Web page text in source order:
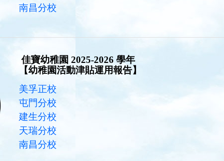
南昌分校
佳寶幼稚園 2025-2026 學年
【幼稚園活動津貼運用報告】
美孚正校
屯門分校
建生分校
天瑞分校
南昌分校